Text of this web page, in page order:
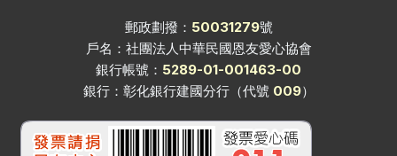
郵政劃撥： 50031279號
戶名：社團法人中華民國恩友愛心協會
銀行帳號： 5289-01-001463-00
銀行：彰化銀行建國分行（代號 009）